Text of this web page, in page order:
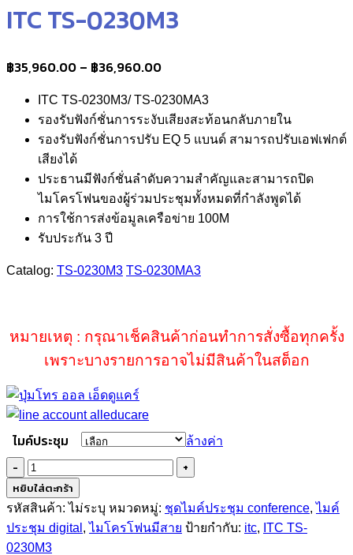
ITC TS-0230M3
฿35,960.00 – ฿36,960.00Price
฿35,960.00
through
฿36,960.00
ITC TS-0230M3/ TS-0230MA3
รองรับฟังก์ชั่นการระงับเสียงสะท้อนกลับภายใน
รองรับฟังก์ชั่นการปรับ EQ 5 แบนด์ สามารถปรับเอฟเฟกต์
เสียงได้
ประธานมีฟังก์ชั่นลำดับความสำคัญและสามารถปิด
ไมโครโฟนของผู้ร่วมประชุมทั้งหมดที่กำลังพูดได้
การใช้การส่งข้อมูลเครือข่าย 100M
รับประกัน 3 ปี
Catalog: TS-0230M3 TS-0230MA3
หมายเหตุ : กรุณาเช็คสินค้าก่อนทำการสั่งซื้อทุกครั้ง
เพราะบางรายการอาจไม่มีสินค้าในสต็อก
ไมค์ประชุม ล้างค่า
จำนวน
ITC
TS-
0230M3
ชิ้น
หยิบใส่ตะกร้า
รหัสสินค้า:ไม่ระบุ หมวดหมู่: ชุดไมค์ประชุม conference,ไมค์
ประชุม digital ,ไมโครโฟนมีสาย ป้ายกำกับ: itc, ITC TS-
0230M3